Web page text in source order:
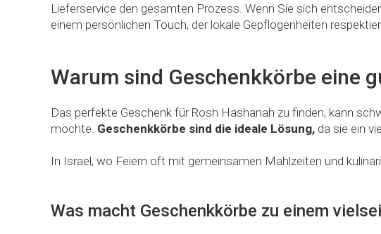
Lieferservice den gesamten Prozess. Wenn Sie sich
einem persönlichen Touch, der lokale Gepflogenheiten
Warum sind Geschenkkörbe eine
Das perfekte Geschenk für Rosh Hashanah zu finden, kann
möchte. Geschenkkörbe sind die ideale Lösung, da sie ein
In Israel, wo Feiern oft mit gemeinsamen Mahlzeiten und
Was macht Geschenkkörbe zu einem